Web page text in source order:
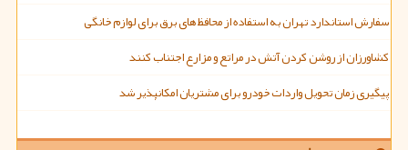
سفارش استاندارد تهران به استفاده از محافظ های برق برای لوازم خانگی
کشاورزان از روشن کردن آتش در مراتع و مزارع اجتناب کنند
پیگیری زمان تحویل واردات خودرو برای مشتریان امکانپذیر شد